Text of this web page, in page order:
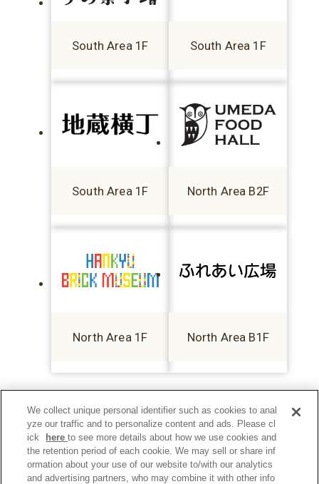
South Area 1F South Area 1F
South Area 1F North Area B2F
North Area 1F North Area B1F
We collect unique personal identifier such as cookies to anal
yze our traffic and to personalize content and ads. Please cl
ick
hereto see more details about how we use cookies and
the retention period of each cookie. We may sell or share inf
ormation about your use of our website to/with our analytics
and advertising partners, who may combine it with other info